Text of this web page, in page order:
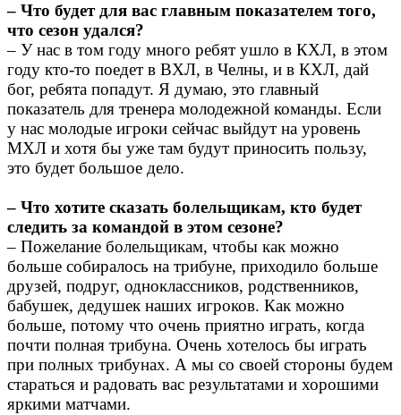
– Что будет для вас главным показателем того,
что сезон удался?
– У нас в том году много ребят ушло в КХЛ, в этом
году кто-то поедет в ВХЛ, в Челны, и в КХЛ, дай
бог, ребята попадут. Я думаю, это главный
показатель для тренера молодежной команды. Если
у нас молодые игроки сейчас выйдут на уровень
МХЛ и хотя бы уже там будут приносить пользу,
это будет большое дело.
– Что хотите сказать болельщикам, кто будет
следить за командой в этом сезоне?
– Пожелание болельщикам, чтобы как можно
больше собиралось на трибуне, приходило больше
друзей, подруг, одноклассников, родственников,
бабушек, дедушек наших игроков. Как можно
больше, потому что очень приятно играть, когда
почти полная трибуна. Очень хотелось бы играть
при полных трибунах. А мы со своей стороны будем
стараться и радовать вас результатами и хорошими
яркими матчами.